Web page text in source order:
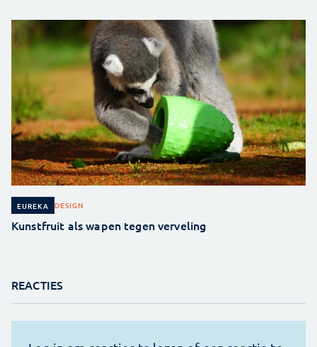
EUREKA DESIGN
Kunstfruit als wapen tegen verveling
REACTIES